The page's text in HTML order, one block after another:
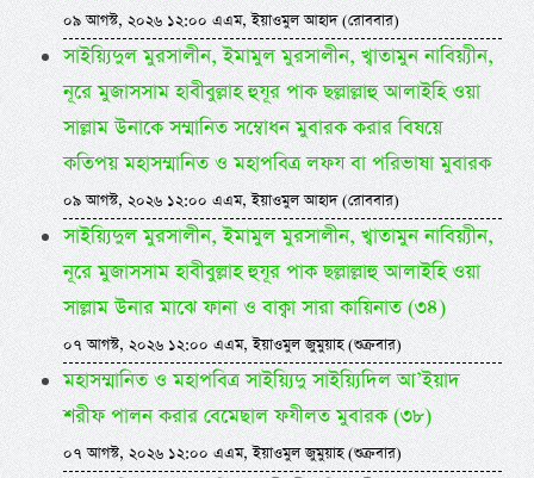
০৯ আগস্ট, ২০২৬ ১২:০০ এএম, ইয়াওমুল আহাদ (রোববার)
সাইয়্যিদুল মুরসালীন, ইমামুল মুরসালীন, খ্বাতামুন নাবিয়্যীন,
নূরে মুজাসসাম হাবীবুল্লাহ হুযূর পাক ছল্লাল্লাহু আলাইহি ওয়া
সাল্লাম উনাকে সম্মানিত সম্বোধন মুবারক করার বিষয়ে
কতিপয় মহাসম্মানিত ও মহাপবিত্র লফয বা পরিভাষা মুবারক
০৯ আগস্ট, ২০২৬ ১২:০০ এএম, ইয়াওমুল আহাদ (রোববার)
সাইয়্যিদুল মুরসালীন, ইমামুল মুরসালীন, খ্বাতামুন নাবিয়্যীন,
নূরে মুজাসসাম হাবীবুল্লাহ হুযূর পাক ছল্লাল্লাহু আলাইহি ওয়া
সাল্লাম উনার মাঝে ফানা ও বাক্বা সারা কায়িনাত (৩৪)
০৭ আগস্ট, ২০২৬ ১২:০০ এএম, ইয়াওমুল জুমুয়াহ (শুক্রবার)
মহাসম্মানিত ও মহাপবিত্র সাইয়্যিদু সাইয়্যিদিল আ’ইয়াদ
শরীফ পালন করার বেমেছাল ফযীলত মুবারক (৩৮)
০৭ আগস্ট, ২০২৬ ১২:০০ এএম, ইয়াওমুল জুমুয়াহ (শুক্রবার)